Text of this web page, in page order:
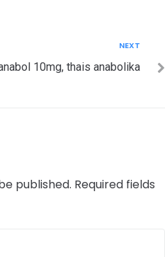
NEXT
10mg, thais anabolika
published. Required fields